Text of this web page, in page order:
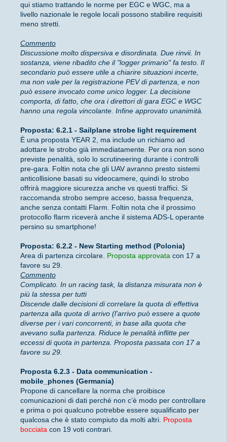
qui stiamo trattando le norme per EGC e WGC, ma a
livello nazionale le regole locali possono stabilire requisiti
meno stretti.
Commento
Discussione molto dispersiva e disordinata. Due rinvii. In
sostanza, viene ribadito che il "logger primario" fa testo. Il
secondario può essere utile a chiarire situazioni incerte,
ma non vale per la registrazione PEV di partenza, e non
può essere invocato come unico logger. La decisione
comporta, di fatto, che ora i direttori di gara EGC e WGC
hanno una regola vincolante. Infine approvato unanimità.
Proposta: 6.2.1 - Sailplane strobe light requirement
È una proposta YEAR 2, ma include un richiamo ad
adottare le strobo già immediatamente. Per ora non sono
previste penalità, solo lo scrutineering durante i controlli
pre-gara. Foltin nota che gli UAV avranno presto sistemi
anticollisione basati su videocamere, quindi lo strobo
offrirà maggiore sicurezza anche vs questi traffici. Si
raccomanda strobo sempre acceso, bassa frequenza,
anche senza contatti Flarm. Foltin nota che il prossimo
protocollo flarm riceverà anche il sistema ADS-L operante
persino su smartphone!
Proposta: 6.2.2 - New Starting method (Polonia)
Area di partenza circolare. Proposta approvata con 17 a
favore su 29.
Commento
Complicato. In un racing task, la distanza misurata non è
più la stessa per tutti
Discende dalle decisioni di correlare la quota di effettiva
partenza alla quota di arrivo (l'arrivo può essere a quote
diverse per i vari concorrenti, in base alla quota che
avevano sulla partenza. Riduce le penalità inflitte per
eccessi di quota in partenza. Proposta passata con 17 a
favore su 29.
Proposta 6.2.3 - Data communication -
mobile_phones (Germania)
Propone di cancellare la norma che proibisce
comunicazioni di dati perché non c’è modo per controllare
e prima o poi qualcuno potrebbe essere squalificato per
qualcosa che è stato compiuto da molti altri. Proposta
bocciata con 19 voti contrari.